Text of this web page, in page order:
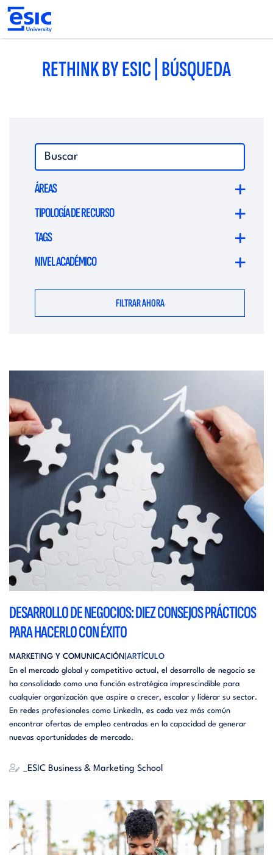
Pasar
contenido
RETHINK BY ESIC | BÚSQUEDA
ÁREAS
TIPOLOGÍA DE RECURSO
TAGS
NIVEL ACADÉMICO
FILTRAR AHORA
DESARROLLO DE NEGOCIOS: DIEZ CONSEJOS PRÁCTICOS
PARA HACERLO CON ÉXITO
MARKETING Y COMUNICACIÓN ARTÍCULO
En el mercado global y competitivo actual, el desarrollo de negocio se
ha consolidado como una función estratégica imprescindible para
cualquier organización que aspire a crecer, escalar y liderar su sector.
En redes profesionales como LinkedIn, es cada vez más común
encontrar ofertas de empleo centradas en la capacidad de generar
nuevas oportunidades de mercado.
_ESIC Business & Marketing School